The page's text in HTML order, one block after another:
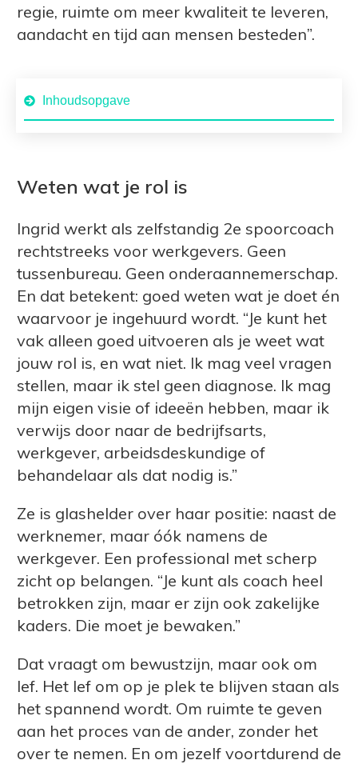
regie, ruimte om meer kwaliteit te leveren,
aandacht en tijd aan mensen besteden”.
Inhoudsopgave
Weten wat je rol is
Ingrid werkt als zelfstandig 2e spoorcoach
rechtstreeks voor werkgevers. Geen
tussenbureau. Geen onderaannemerschap.
En dat betekent: goed weten wat je doet én
waarvoor je ingehuurd wordt. “Je kunt het
vak alleen goed uitvoeren als je weet wat
jouw rol is, en wat niet. Ik mag veel vragen
stellen, maar ik stel geen diagnose. Ik mag
mijn eigen visie of ideeën hebben, maar ik
verwijs door naar de bedrijfsarts,
werkgever, arbeidsdeskundige of
behandelaar als dat nodig is.”
Ze is glashelder over haar positie: naast de
werknemer, maar óók namens de
werkgever. Een professional met scherp
zicht op belangen. “Je kunt als coach heel
betrokken zijn, maar er zijn ook zakelijke
kaders. Die moet je bewaken.”
Dat vraagt om bewustzijn, maar ook om
lef. Het lef om op je plek te blijven staan als
het spannend wordt. Om ruimte te geven
aan het proces van de ander, zonder het
over te nemen. En om jezelf voortdurend de